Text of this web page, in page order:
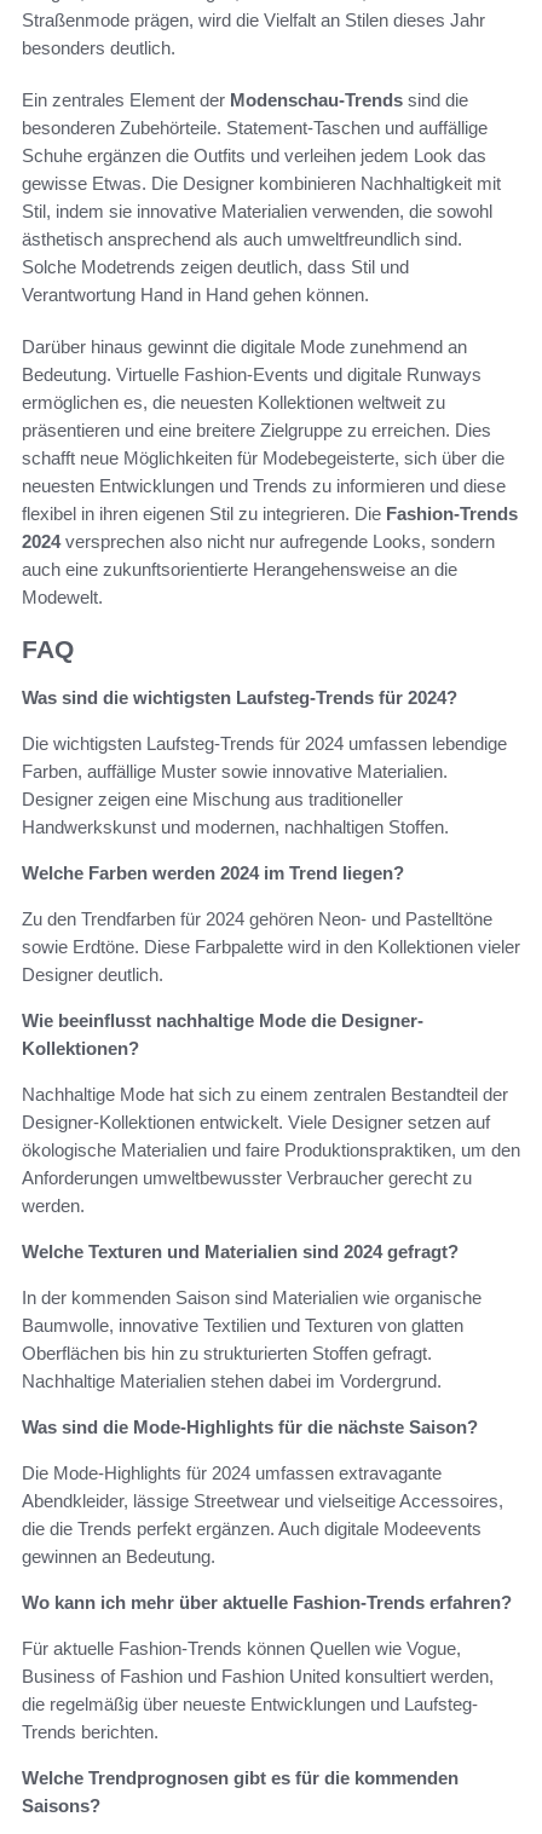
Straßenmode prägen, wird die Vielfalt an Stilen dieses Jahr
besonders deutlich.
Ein zentrales Element der Modenschau-Trends sind die
besonderen Zubehörteile. Statement-Taschen und auffällige
Schuhe ergänzen die Outfits und verleihen jedem Look das
gewisse Etwas. Die Designer kombinieren Nachhaltigkeit mit
Stil, indem sie innovative Materialien verwenden, die sowohl
ästhetisch ansprechend als auch umweltfreundlich sind.
Solche Modetrends zeigen deutlich, dass Stil und
Verantwortung Hand in Hand gehen können.
Darüber hinaus gewinnt die digitale Mode zunehmend an
Bedeutung. Virtuelle Fashion-Events und digitale Runways
ermöglichen es, die neuesten Kollektionen weltweit zu
präsentieren und eine breitere Zielgruppe zu erreichen. Dies
schafft neue Möglichkeiten für Modebegeisterte, sich über die
neuesten Entwicklungen und Trends zu informieren und diese
flexibel in ihren eigenen Stil zu integrieren. Die Fashion-Trends
2024versprechen also nicht nur aufregende Looks, sondern
auch eine zukunftsorientierte Herangehensweise an die
Modewelt.
FAQ
Was sind die wichtigsten Laufsteg-Trends für 2024?
Die wichtigsten Laufsteg-Trends für 2024 umfassen lebendige
Farben, auffällige Muster sowie innovative Materialien.
Designer zeigen eine Mischung aus traditioneller
Handwerkskunst und modernen, nachhaltigen Stoffen.
Welche Farben werden 2024 im Trend liegen?
Zu den Trendfarben für 2024 gehören Neon- und Pastelltöne
sowie Erdtöne. Diese Farbpalette wird in den Kollektionen vieler
Designer deutlich.
Wie beeinflusst nachhaltige Mode die Designer-
Kollektionen?
Nachhaltige Mode hat sich zu einem zentralen Bestandteil der
Designer-Kollektionen entwickelt. Viele Designer setzen auf
ökologische Materialien und faire Produktionspraktiken, um den
Anforderungen umweltbewusster Verbraucher gerecht zu
werden.
Welche Texturen und Materialien sind 2024 gefragt?
In der kommenden Saison sind Materialien wie organische
Baumwolle, innovative Textilien und Texturen von glatten
Oberflächen bis hin zu strukturierten Stoffen gefragt.
Nachhaltige Materialien stehen dabei im Vordergrund.
Was sind die Mode-Highlights für die nächste Saison?
Die Mode-Highlights für 2024 umfassen extravagante
Abendkleider, lässige Streetwear und vielseitige Accessoires,
die die Trends perfekt ergänzen. Auch digitale Modeevents
gewinnen an Bedeutung.
Wo kann ich mehr über aktuelle Fashion-Trends erfahren?
Für aktuelle Fashion-Trends können Quellen wie Vogue,
Business of Fashion und Fashion United konsultiert werden,
die regelmäßig über neueste Entwicklungen und Laufsteg-
Trends berichten.
Welche Trendprognosen gibt es für die kommenden
Saisons?